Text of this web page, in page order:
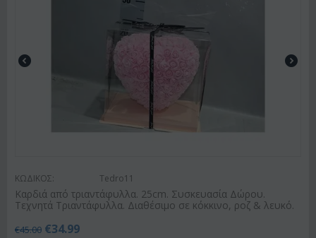
ΚΩΔΙΚΟΣ: Tedro11
Καρδιά από τριαντάφυλλα. 25cm. Συσκευασία Δώρου.
Τεχνητά Τριαντάφυλλα. Διαθέσιμο σε κόκκινο, ροζ & λευκό.
€45.00 €34.99